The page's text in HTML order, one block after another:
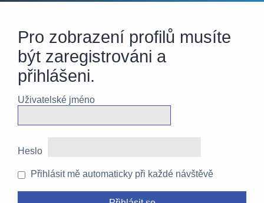
Pro zobrazení profilů musíte
být zaregistrováni a
přihlášeni.
Uživatelské jméno
Heslo
Přihlásit mě automaticky při každé návštěvě